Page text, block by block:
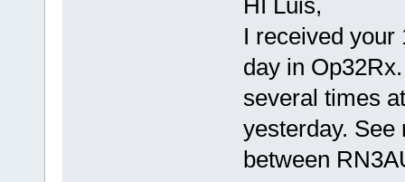
HI Luis,
I received your
day in
several times
yesterday. See
between